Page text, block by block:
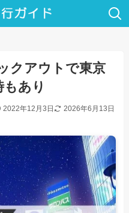
クアウトで東京
あり
2022年12月3日 2026年6月13日